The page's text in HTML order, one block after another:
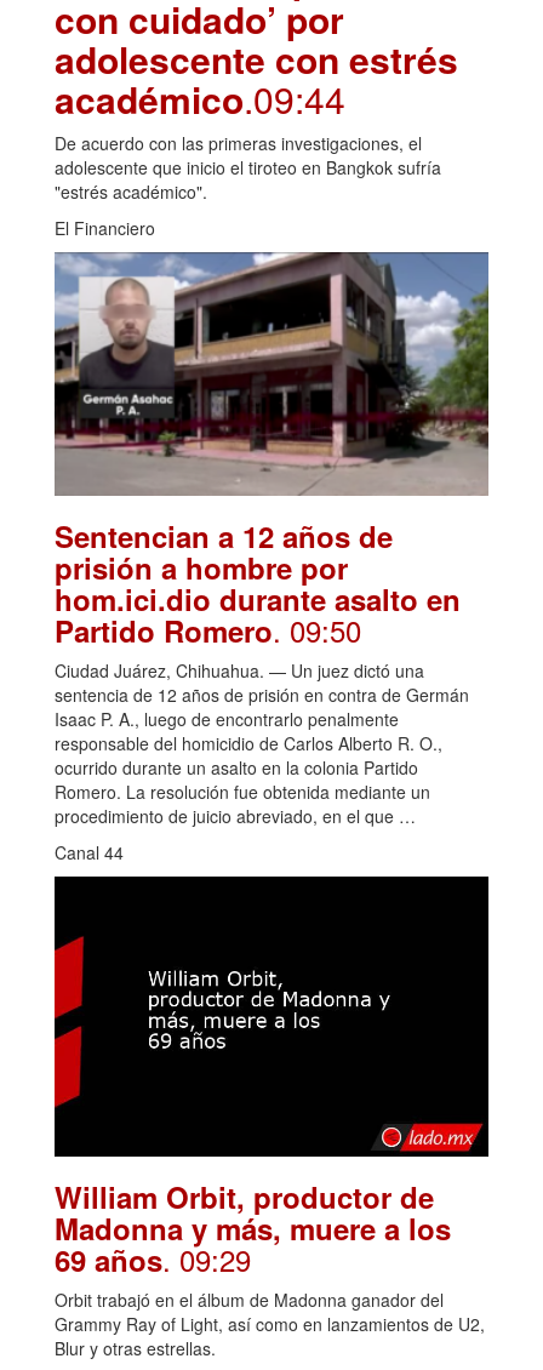
con cuidado’ por
adolescente con estrés
académico.09:44
De acuerdo con las primeras investigaciones, el
adolescente que inicio el tiroteo en Bangkok sufría
"estrés académico".
El Financiero
Sentencian a 12 años de
prisión a hombre por
hom.ici.dio durante asalto en
Partido Romero. 09:50
Ciudad Juárez, Chihuahua. — Un juez dictó una
sentencia de 12 años de prisión en contra de Germán
Isaac P. A., luego de encontrarlo penalmente
responsable del homicidio de Carlos Alberto R. O.,
ocurrido durante un asalto en la colonia Partido
Romero. La resolución fue obtenida mediante un
procedimiento de juicio abreviado, en el que …
Canal 44
William Orbit, productor de
Madonna y más, muere a los
69 años. 09:29
Orbit trabajó en el álbum de Madonna ganador del
Grammy Ray of Light, así como en lanzamientos de U2,
Blur y otras estrellas.